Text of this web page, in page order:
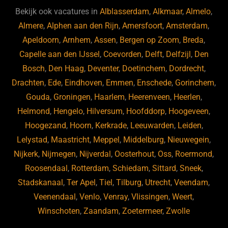
b
o
o
k
ky dI
n
Bekijk ook vacatures inAlblasserdam,Alkmaar,Almelo,
Almere,Alphen aan den Rijn,Amersfoort,Amsterdam,
Apeldoorn,Arnhem,Assen, Bergen op Zoom, Breda,
Capelle aan den IJssel , Coevorden, Delft, Delfzijl , Den
Bosch, Den Haag, Deventer, Doetinchem, Dordrecht,
Drachten, Ede, Eindhoven, Emmen, Enschede, Gorinchem,
Gouda, Groningen, Haarlem, Heerenveen, Heerlen,
Helmond, Hengelo, Hilversum, Hoofddorp, Hoogeveen,
Hoogezand, Hoorn, Kerkrade, Leeuwarden, Leiden,
Lelystad, Maastricht, Meppel , Middelburg, Nieuwegein,
Nijkerk, Nijmegen, Nijverdal , Oosterhout, Oss, Roermond,
Roosendaal , Rotterdam, Schiedam, Sittard, Sneek,
Stadskanaal ,Ter Apel ,Tiel ,Tilburg, Utrecht,Veendam,
Veenendaal ,Venlo,Venray,Vlissingen,Weert,
Winschoten,Zaandam,Zoetermeer,Zwolle